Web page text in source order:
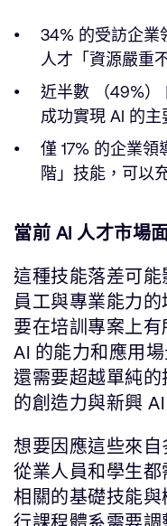
34% 的受訪企業
人才「資源嚴重
近半數 （49%）
成功實現 AI 的主
僅 17% 的企業
階」技能，可以
當前 AI 人才市場
這種技能落差可
員工與專業能力
要在培訓專案上
AI 的能力和應用
還需要超越單純
的創造力與新興
想要因應這些來自
從業人員和學生
相關的基礎技能